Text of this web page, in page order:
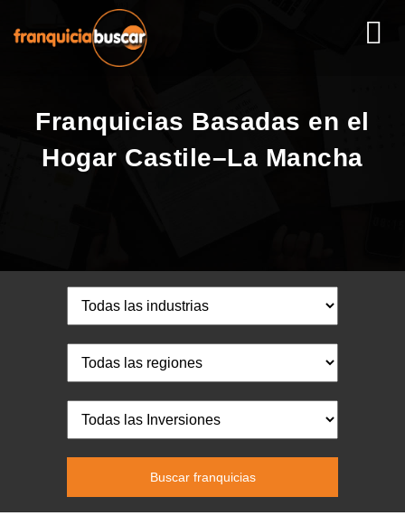
Franquicias Basadas en el
Hogar Castile–La Mancha